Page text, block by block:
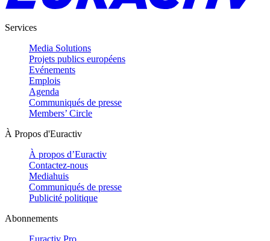
Services
Media Solutions
Projets publics européens
Evénements
Emplois
Agenda
Communiqués de presse
Members’ Circle
À Propos d'Euractiv
À propos d’Euractiv
Contactez-nous
Mediahuis
Communiqués de presse
Publicité politique
Abonnements
Euractiv Pro